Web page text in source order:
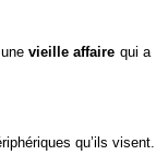
unevieille affaire qui a
qu’ils visent.